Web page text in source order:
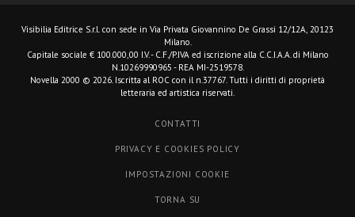
Visibilia Editrice S.r.l. con sede in Via Privata Giovannino De Grassi 12/12A, 20123
Milano.
Capitale sociale € 100.000,00 I.V. - C.F./P.IVA ed iscrizione alla C.C.I.A.A. di Milano
N.10269990965 - REA MI-2519578.
Novella 2000 © 2026. Iscritta al ROC con il n.37767. Tutti i diritti di proprietà
letteraria ed artistica riservati.
CONTATTI
PRIVACY E COOKIES POLICY
IMPOSTAZIONI COOKIE
TORNA SU